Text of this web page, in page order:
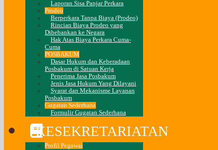
Laporan Sisa Panjar Perkara
Prodeo
Berperkara Tanpa Biaya (Prodeo)
Rincian Biaya Prodeo yang
Dibebankan ke Negara
Hak Atas Biaya Perkara Cuma-
Cuma
POSBAKUM
Dasar Hukum dan Keberadaan
Posbakum di Satuan Kerja
Penerima Jasa Posbakum
Jenis Jasa Hukum Yang Dilayani
Syarat dan Mekanisme Layanan
Posbakum
Gugatan Sederhana
Formulir Gugatan Sederhana
KESEKRETARIATAN
Profil Pegawai